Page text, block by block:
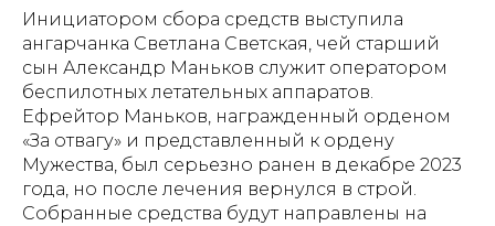
Инициатором сбора средств выступила
ангарчанка Светлана Светская, чей старший
сын Александр Маньков служит оператором
беспилотных летательных аппаратов.
Ефрейтор Маньков, награжденный орденом
«За отвагу» и представленный к ордену
Мужества, был серьезно ранен в декабре 2023
года, но после лечения вернулся в строй.
Собранные средства будут направлены на